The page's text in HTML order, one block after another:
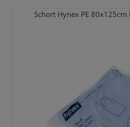
Schort Hynex PE